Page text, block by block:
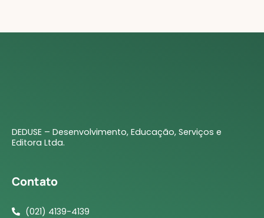
DEDUSE – Desenvolvimento, Educação, Serviços e
Editora Ltda.
Contato
(021) 4139-4139